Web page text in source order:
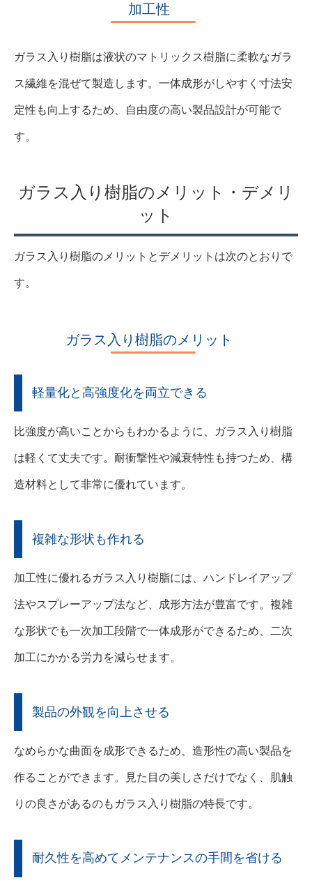
加工性
ガラス入り樹脂は液状のマトリックス樹脂に柔軟なガラ
ス繊維を混ぜて製造します。一体成形がしやすく寸法安
定性も向上するため、自由度の高い製品設計が可能で
す。
ガラス入り樹脂のメリット・デメリ
ット
ガラス入り樹脂のメリットとデメリットは次のとおりで
す。
ガラス入り樹脂のメリット
軽量化と高強度化を両立できる
比強度が高いことからもわかるように、ガラス入り樹脂
は軽くて丈夫です。耐衝撃性や減衰特性も持つため、構
造材料として非常に優れています。
複雑な形状も作れる
加工性に優れるガラス入り樹脂には、ハンドレイアップ
法やスプレーアップ法など、成形方法が豊富です。複雑
な形状でも一次加工段階で一体成形ができるため、二次
加工にかかる労力を減らせます。
製品の外観を向上させる
なめらかな曲面を成形できるため、造形性の高い製品を
作ることができます。見た目の美しさだけでなく、肌触
りの良さがあるのもガラス入り樹脂の特長です。
耐久性を高めてメンテナンスの手間を省ける